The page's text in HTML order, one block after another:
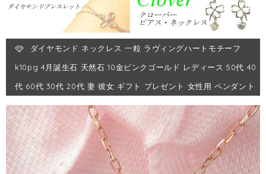
ダイヤモンド ネックレス 一粒 ラヴィングハートモチーフ
k10pg 4月誕生石 天然石 10金ピンクゴールド レディース 50代 40
代 60代 30代 20代 妻 彼女 ギフト プレゼント 女性用 ペンダント